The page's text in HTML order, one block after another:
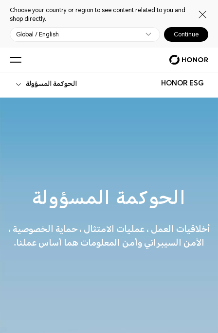
Choose your country or region to see content related to you and
shop directly.
Global / English Continue
HONOR ESG الحوكمة المسؤولة
الحوكمة المسؤولة
أخلاقيات العمل ، عمليات الامتثال ، حماية الخصوصية ،
الأمن السيبراني وأمن المعلومات هما أساس عملنا.